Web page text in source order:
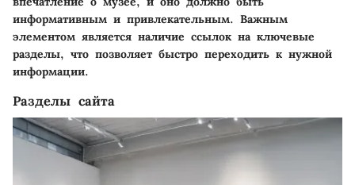
информативным и привлекательным. Важным
элементом является наличие ссылок на ключевые
разделы, что позволяет быстро переходить к нужной
информации.
Разделы сайта